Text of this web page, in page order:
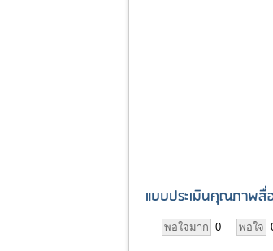
แบบประเมินคุณภาพ
พอใจมาก 0 พอใจ